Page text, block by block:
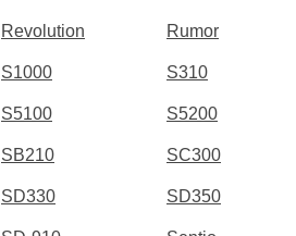
Revolution Rumor
S1000 S310
S5100 S5200
SB210 SC300
SD330 SD350